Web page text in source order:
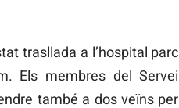
trasllada a l’hospital parc
Els membres del Servei
també a dos veïns per